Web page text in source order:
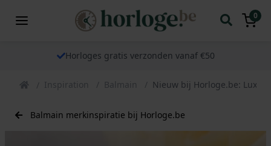
0
Horloges gratis verzonden vanaf €50
Inspiration Balmain Nieuw bij Horloge.be: Luxe
Balmain merkinspiratie bij Horloge.be